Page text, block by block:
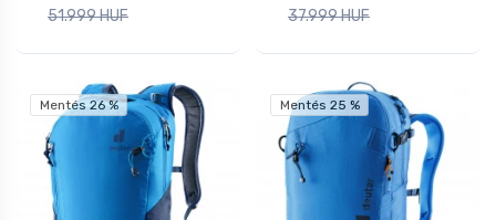
51.999 HUF 37.999 HUF
Mentés 26 % Mentés 25 %